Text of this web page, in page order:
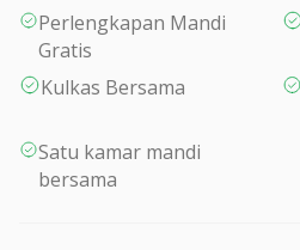
Perlengkapan Mandi
Gratis
Kulkas Bersama
Satu kamar mandi
bersama